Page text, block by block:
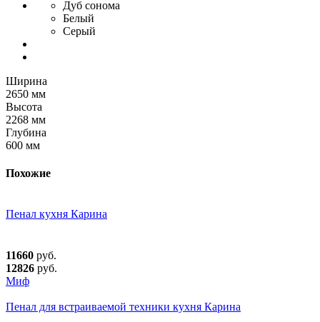
Дуб сонома
Белый
Серый
Ширина
2650 мм
Высота
2268 мм
Глубина
600 мм
Похожие
Пенал кухня Карина
11660 руб.
12826 руб.
Миф
Пенал для встраиваемой техники кухня Карина